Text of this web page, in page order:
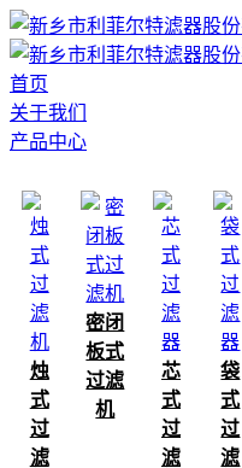
首页
关于我们
产品中心
烛
式
过
滤
密闭
板式
过滤
机
芯
式
过
滤
袋
式
过
滤